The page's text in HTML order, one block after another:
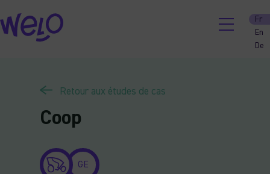
Skip
to
content
Fr
En
De
Retour aux études de cas
Coop
GE